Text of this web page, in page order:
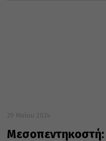
29 Μαΐου 2024
Μεσοπεντηκοστή: